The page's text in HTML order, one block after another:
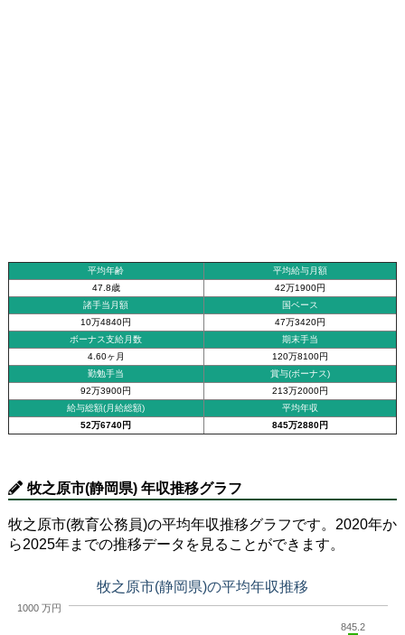
平均年齢
平均給与月額
47.8歳
42万1900円
諸手当月額
国ベース
10万4840円
47万3420円
ボーナス支給月数
期末手当
4.60ヶ月
120万8100円
勤勉手当
賞与(ボーナス)
92万3900円
213万2000円
給与総額(月給総額)
平均年収
52万6740円
845万2880円
牧之原市(静岡県) 年収推移グラフ
牧之原市(教育公務員)の平均年収推移グラフです。2020年か
ら2025年までの推移データを見ることができます。
牧之原市(静岡県)の平均年収推移
845.2
1000 万円